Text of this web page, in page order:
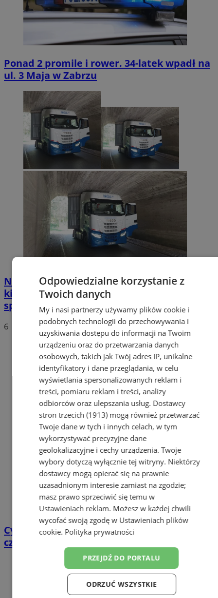
Ponad 2 promile i rower. 34-latek wpadł na
ul. 3 Maja w Zabrzu
Nietypowa akcja w Zabrzu. Turecki
kierowca ciężarówki nie mógł wydostać się
spod wiaduktów
6
Cyfrowy przegląd przedtrasowy: co mówią
czujniki TPMS i diagnostyka pokładowa?
Odpowiedzialne korzystanie z
Twoich danych
My i nasi partnerzy używamy plików cookie i
podobnych technologii do przechowywania i
uzyskiwania dostępu do informacji na Twoim
urządzeniu oraz do przetwarzania danych
osobowych, takich jak Twój adres IP, unikalne
identyfikatory i dane przeglądania, w celu
wyświetlania spersonalizowanych reklam i
treści, pomiaru reklam i treści, analizy
odbiorców oraz ulepszania usług. Dostawcy
stron trzecich (1913)mogą również przetwarzać
Twoje dane w tych i innych celach, w tym
wykorzystywać precyzyjne dane
geolokalizacyjne i cechy urządzenia. Twoje
wybory dotyczą wyłącznie tej witryny. Niektórzy
dostawcy mogą opierać się na prawnie
uzasadnionym interesie zamiast na zgodzie;
masz prawo sprzeciwić się temu w
Ustawieniach reklam. Możesz w każdej chwili
wycofać swoją zgodę w Ustawieniach plików
cookie. Polityka prywatności
PRZEJDŹ DO PORTALU
ODRZUĆ WSZYSTKIE